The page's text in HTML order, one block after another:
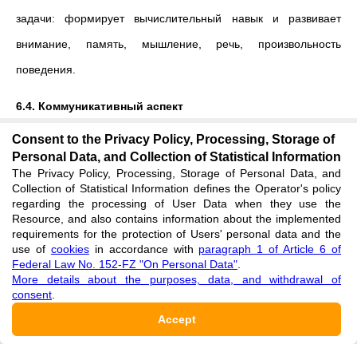
задачи: формирует вычислительный навык и развивает
внимание, память, мышление, речь, произвольность
поведения.
6.4. Коммуникативный аспект
Многие дидактические игры предполагают взаимодействие
детей: работу в парах, мини-группах, командное выполнение
заданий. Это способствует развитию речевой активности,
умения объяснять свой ответ, задавать вопросы, принимать
помощь и оказывать ее другим. Для детей с ЗПР,
испытывающих трудности в общении и саморегуляции, такие
формы работы имеют большое значение.
Consent to the Privacy Policy, Processing, Storage of
Personal Data, and Collection of Statistical Information
The Privacy Policy, Processing, Storage of Personal Data, and
Collection of Statistical Information defines the Operator's policy
regarding the processing of User Data when they use the
Resource, and also contains information about the implemented
requirements for the protection of Users' personal data and the
use of cookiesin accordance with paragraph 1 of Article 6 of
Federal Law No. 152-FZ "On Personal Data"
More details about the purposes, data, and withdrawal of
consent
Accept